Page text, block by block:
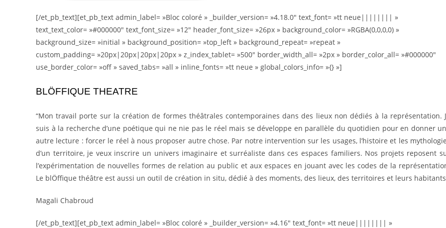
[/et_pb_text][et_pb_text admin_label= »Bloc coloré » _builder_version= »4.18.0″ text_font= »tt neue|||||||| »
text_text_color= »#000000″ text_font_size= »12″ header_font_size= »26px » background_color= »RGBA(0,0,0,0) »
background_size= »initial » background_position= »top_left » background_repeat= »repeat »
custom_padding= »20px|20px|20px|20px » z_index_tablet= »500″ border_width_all= »2px » border_color_all= »#000000″
use_border_color= »off » saved_tabs= »all » inline_fonts= »tt neue » global_colors_info= »{} »]
BLÖFFIQUE THEATRE
“Mon travail porte sur la création de formes théâtrales contemporaines dans des lieux non dédiés à la représentation.
suis à la recherche d’une poétique qui ne nie pas le réel mais se développe en parallèle du quotidien pour en donner
autre lecture : forcer le réel à nous proposer autre chose. Par notre intervention sur les usages, l’histoire et les
d’un territoire, je veux inscrire un univers imaginaire et surréaliste dans ces espaces familiers. Nos projets reposent
l’expérimentation de nouvelles formes de relation au public et aux espaces en jouant avec les codes de la
Le blÖffique théâtre est aussi un outil de création in situ, dédié à des moments, des lieux, des territoires et leurs
Magali Chabroud
[/et_pb_text][et_pb_text admin_label= »Bloc coloré » _builder_version= »4.16″ text_font= »tt neue|||||||| »